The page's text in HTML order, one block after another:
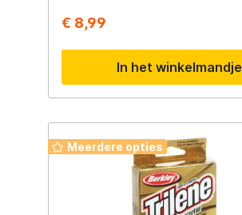
€ 8,99
In het winkelmandje
Meerdere opties